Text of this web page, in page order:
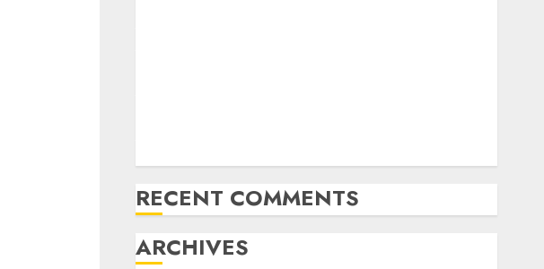
RECENT COMMENTS
ARCHIVES